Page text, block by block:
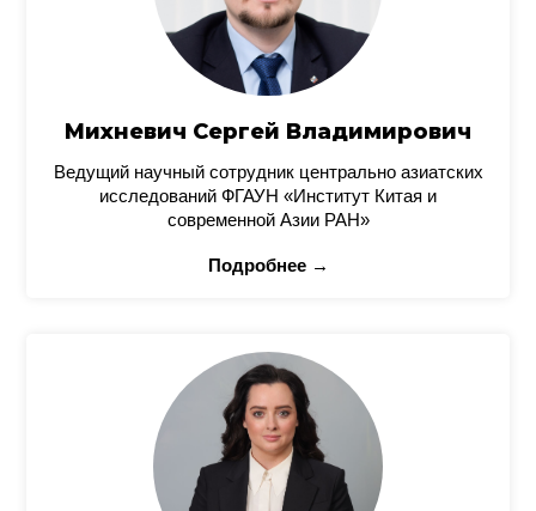
Михневич Сергей Владимирович
Ведущий научный сотрудник центрально азиатских
исследований ФГАУН «Институт Китая и
современной Азии РАН»
Подробнее →